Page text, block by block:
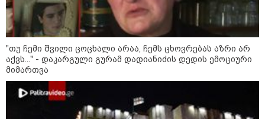
"15 წლის წინ ჩადენილი
დანაშაული, 5-ჯერ შეცვლილი
მოსამართლე, 4-ჯერ თავიდან
დაწყებული საქმე... მადლობა
პროკურატურას, მათ გარეშე ეს
შედეგი არ დადგებოდა" - ქეთა
ხარძიანი
კატეგორიის ყველა სიახლე
"თუ ჩემი შვილი ცოცხალი არაა, ჩემს ცხოვრებას აზრი არ
აქვს..." - დაკარგული გურამ დადიანიძის დედის ემოციური
მიმართვა